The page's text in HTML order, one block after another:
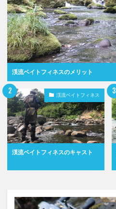
渓流ベイトフィネスのメリット
渓流ベイトフィネス
渓流ベイトフィネスのキャスト